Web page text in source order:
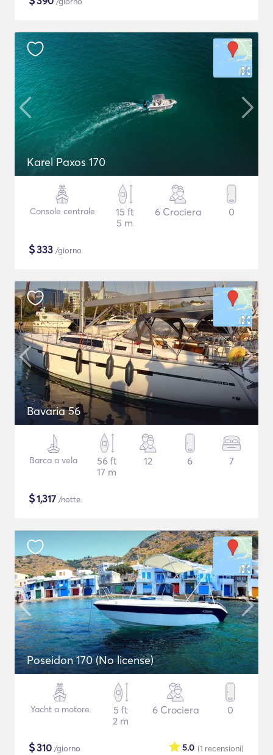
Karel Paxos 170
Console centrale
15 ft
5 m
6 Crociera 0
$333 /giorno
Bavaria 56
Barca a vela
56 ft
17 m
12 6 7
$1,317 /notte
Poseidon 170 (No license)
Yacht a motore
5 ft
2 m
6 Crociera 0
$310 /giorno (1 recensioni)
5.0